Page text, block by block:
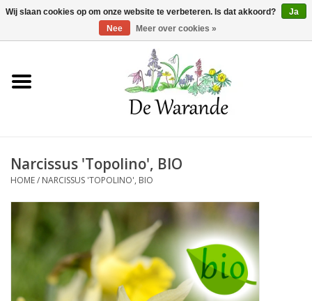
Winkelwagen >0 Artikelen - €0,00
Home
Voorjaarsbloeiers
Zomerbloeiers
Herfstbloeiers
Schaduwplanten
Narcissus 'Topolino', BIO
HOME/ NARCISSUS 'TOPOLINO', BIO
Wij slaan cookies op om onze website te verbeteren. Is dat akkoord?
Ja
Nee
Meer over cookies »